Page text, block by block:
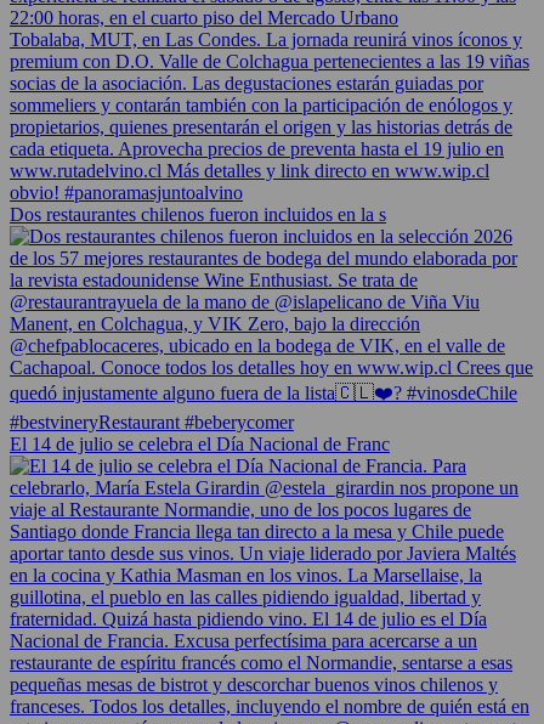
Dos restaurantes chilenos fueron incluidos en la s
El 14 de julio se celebra el Día Nacional de Franc